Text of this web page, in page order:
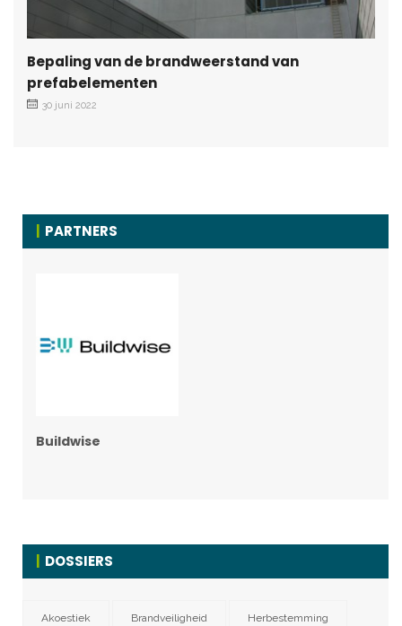
Bepaling van de brandweerstand van
prefabelementen
30 juni 2022
PARTNERS
Buildwise
DOSSIERS
Akoestiek Brandveiligheid Herbestemming